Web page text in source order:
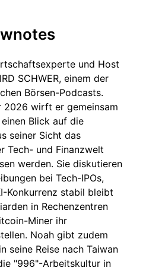
und Host
SCHWER, einem der
Börsen-Podcasts.
2026 wirft er gemeinsam
Blick auf die
seiner Sicht das
Tech- und Finanzwelt
werden. Sie diskutieren
bei Tech-IPOs,
Konkurrenz stabil bleibt
in Rechenzentren
Miner ihr
Noah gibt zudem
seine Reise nach Taiwan
"996"-Arbeitskultur in